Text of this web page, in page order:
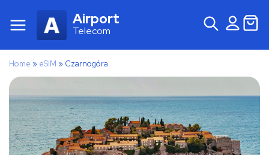
Airport
Telecom
Home » eSIM » Czarnogóra